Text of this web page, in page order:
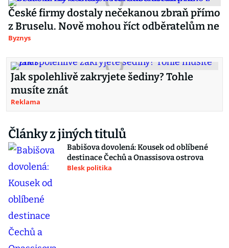
České firmy dostaly nečekanou zbraň přímo
z Bruselu. Nově mohou říct odběratelům ne
Byznys
Jak spolehlivě zakryjete šediny? Tohle
musíte znát
Reklama
Články z jiných titulů
Babišova dovolená: Kousek od oblíbené
destinace Čechů a Onassisova ostrova
Blesk politika